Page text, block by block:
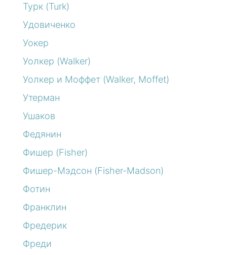
Турк (Turk)
Удовиченко
Уокер
Уолкер (Walker)
Уолкер и Моффет (Walker, Moffet)
Утерман
Ушаков
Федянин
Фишер (Fisher)
Фишер-Мэдсон (Fisher-Madson)
Фотин
Франклин
Фредерик
Фреди